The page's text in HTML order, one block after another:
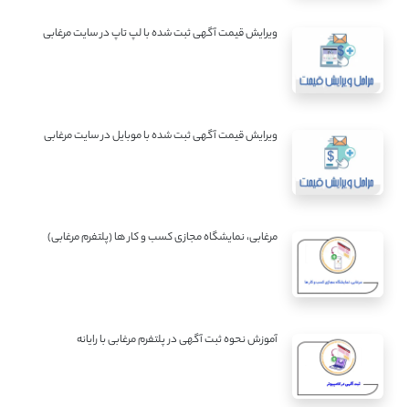
ویرایش قیمت آگهی ثبت شده با لپ تاپ در سایت مرغابی
ویرایش قیمت آگهی ثبت شده با موبایل در سایت مرغابی
مرغابی، نمایشگاه مجازی کسب و کار ها (پلتفرم مرغابی)
آموزش نحوه ثبت آگهی در پلتفرم مرغابی با رایانه